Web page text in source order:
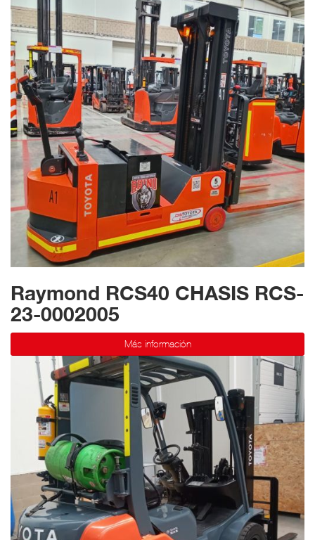
Raymond RCS40 CHASIS RCS-
23-0002005
Más información